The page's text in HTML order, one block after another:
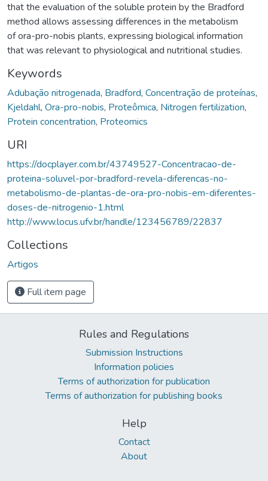
that the evaluation of the soluble protein by the Bradford
method allows assessing differences in the metabolism
of ora-pro-nobis plants, expressing biological information
that was relevant to physiological and nutritional studies.
Keywords
Adubação nitrogenada, Bradford, Concentração de proteínas,
Kjeldahl, Ora-pro-nobis, Proteômica, Nitrogen fertilization,
Protein concentration, Proteomics
URI
https://docplayer.com.br/43749527-Concentracao-de-
proteina-soluvel-por-bradford-revela-diferencas-no-
metabolismo-de-plantas-de-ora-pro-nobis-em-diferentes-
doses-de-nitrogenio-1.html
http://www.locus.ufv.br/handle/123456789/22837
Collections
Artigos
Full item page
Rules and Regulations
Submission Instructions
Information policies
Terms of authorization for publication
Terms of authorization for publishing books
Help
Contact
About